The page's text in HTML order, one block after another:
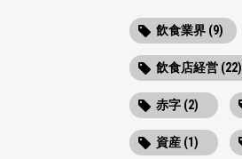
飲食業界 (9)
飲食店経営 (22)
赤字 (2)
資産 (1)